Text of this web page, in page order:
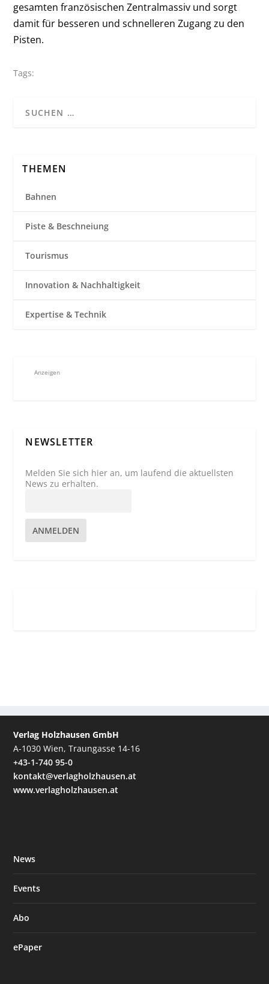
gesamten französischen Zentralmassiv und sorgt
damit für besseren und schnelleren Zugang zu den
Pisten.
Tags:
THEMEN
Bahnen
Piste & Beschneiung
Tourismus
Innovation & Nachhaltigkeit
Expertise & Technik
Anzeigen
NEWSLETTER
Melden Sie sich hier an, um laufend die aktuellsten
News zu erhalten.
ANMELDEN
Verlag Holzhausen GmbH
A-1030 Wien, Traungasse 14-16
+43-1-740 95-0
kontakt@verlagholzhausen.at
www.verlagholzhausen.at
News
Events
Abo
ePaper